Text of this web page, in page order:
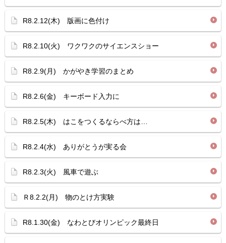
R8.2.12(木) 版画に色付け
R8.2.10(火) ワクワクのサイエンスショー
R8.2.9(月) かがやき学習のまとめ
R8.2.6(金) キーボード入力に
R8.2.5(木) はこをつくるならべ方は…
R8.2.4(水) ありがとうが実る会
R8.2.3(火) 風車で遊ぶ
Ｒ8.2.2(月) 物のとけ方実験
R8.1.30(金) なわとびオリンピック最終日